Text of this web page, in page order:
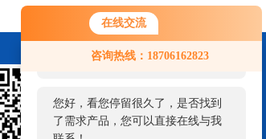
在线交流
咨询热线：18706162823
您好！欢迎前来咨询，很高兴为您
服务，请问您要咨询什么问题呢？
您好，看您停留很久了，是否找到
了需求产品，您可以直接在线与我